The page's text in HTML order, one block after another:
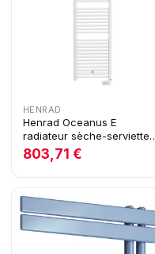
HENRAD
Henrad Oceanus E
radiateur sèche-serviettes
électrique H775 x L585
400W blanc
803,71 €